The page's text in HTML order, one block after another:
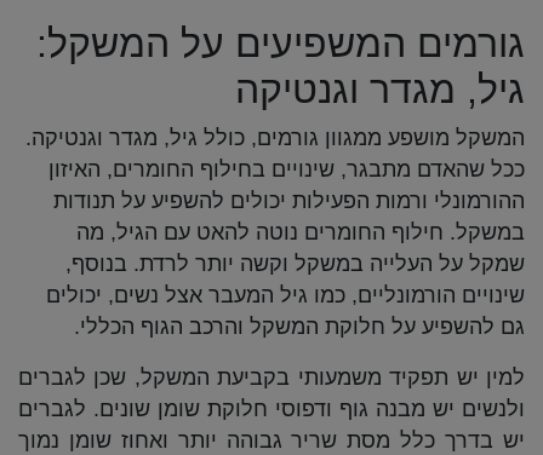
גורמים המשפיעים על המשקל:
גיל, מגדר וגנטיקה
המשקל מושפע ממגוון גורמים, כולל גיל, מגדר וגנטיקה.
ככל שהאדם מתבגר, שינויים בחילוף החומרים, האיזון
ההורמונלי ורמות הפעילות יכולים להשפיע על תנודות
במשקל. חילוף החומרים נוטה להאט עם הגיל, מה
שמקל על העלייה במשקל וקשה יותר לרדת. בנוסף,
שינויים הורמונליים, כמו גיל המעבר אצל נשים, יכולים
גם להשפיע על חלוקת המשקל והרכב הגוף הכללי.
למין יש תפקיד משמעותי בקביעת המשקל, שכן לגברים
ולנשים יש מבנה גוף ודפוסי חלוקת שומן שונים. לגברים
יש בדרך כלל מסת שריר גבוהה יותר ואחוז שומן נמוך